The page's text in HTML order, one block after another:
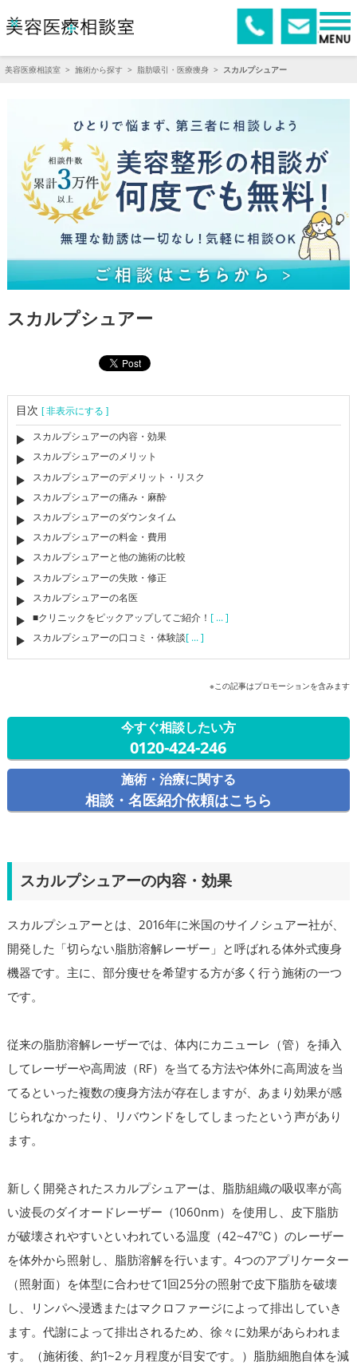
美容医療相談室 > 施術から探す > 脂肪吸引・医療痩身 > スカルプシュアー
スカルプシュアー
目次[ 非表示にする ]
スカルプシュアーの内容・効果
スカルプシュアーのメリット
スカルプシュアーのデメリット・リスク
スカルプシュアーの痛み・麻酔
スカルプシュアーのダウンタイム
スカルプシュアーの料金・費用
スカルプシュアーと他の施術の比較
スカルプシュアーの失敗・修正
スカルプシュアーの名医
■クリニックをピックアップしてご紹介！ [ ... ]
スカルプシュアーの口コミ・体験談[ ... ]
※この記事はプロモーションを含みます
今すぐ相談したい方
0120-424-246
施術・治療に関する
相談・名医紹介依頼はこちら
スカルプシュアーの内容・効果
スカルプシュアーとは、2016年に米国のサイノシュアー社が、
開発した「切らない脂肪溶解レーザー」と呼ばれる体外式痩身
機器です。主に、部分痩せを希望する方が多く行う施術の一つ
です。
従来の脂肪溶解レーザーでは、体内にカニューレ（管）を挿入
してレーザーや高周波（RF）を当てる方法や体外に高周波を当
てるといった複数の痩身方法が存在しますが、あまり効果が感
じられなかったり、リバウンドをしてしまったという声があり
ます。
新しく開発されたスカルプシュアーは、脂肪組織の吸収率が高
い波長のダイオードレーザー（1060nm）を使用し、皮下脂肪
が破壊されやすいといわれている温度（42~47℃）のレーザー
を体外から照射し、脂肪溶解を行います。4つのアプリケーター
（照射面）を体型に合わせて1回25分の照射で皮下脂肪を破壊
し、リンパへ浸透またはマクロファージによって排出していき
ます。代謝によって排出されるため、徐々に効果があらわれま
す。（施術後、約1~2ヶ月程度が目安です。）脂肪細胞自体を減